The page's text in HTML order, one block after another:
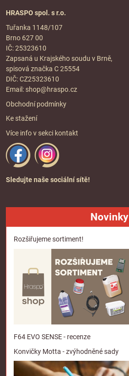
HRASPO spol. s r.o.
Tuřanka 1148/107
Brno 627 00
IČ: 25323610
Zapsaná u Krajského soudu v Brně,
spisová značka C 25554
DIČ: CZ25323610
Email: shop@hraspo.cz
Obchodní podmínky
Ke stažení
Více info v sekci kontakt
Sledujte naše sociální sítě!
Novinky
Rozšiřujeme sortiment!
F64 EVO SENSE - recenze
Konvičky Motta - zvýhodněné sady